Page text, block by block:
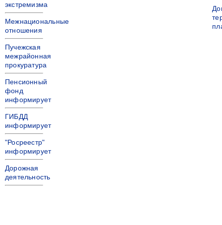
экстремизма
Межнациональные
отношения
Пучежская
межрайонная
прокуратура
Пенсионный
фонд
информирует
ГИБДД
информирует
"Росреестр"
информирует
Дорожная
деятельность